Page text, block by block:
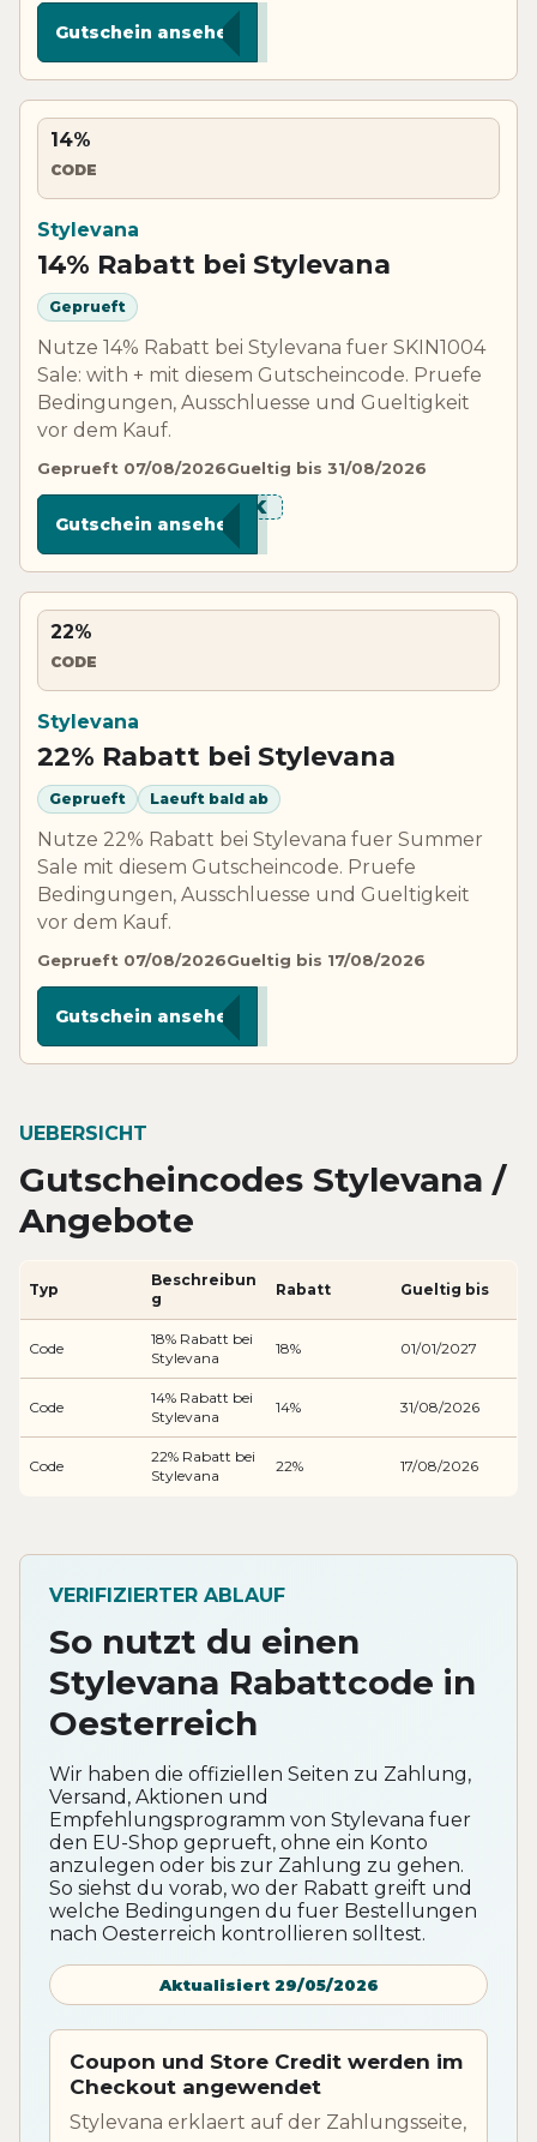
******22B
Gutschein ansehen
14%
CODE
Stylevana
14% Rabatt bei Stylevana
Geprueft
Nutze 14% Rabatt bei Stylevana fuer SKIN1004
Sale: with + mit diesem Gutscheincode. Pruefe
Bedingungen, Ausschluesse und Gueltigkeit
vor dem Kauf.
Geprueft 07/08/2026Gueltig bis 31/08/2026
*********ASK
Gutschein ansehen
22%
CODE
Stylevana
22% Rabatt bei Stylevana
Geprueft Laeuft bald ab
Nutze 22% Rabatt bei Stylevana fuer Summer
Sale mit diesem Gutscheincode. Pruefe
Bedingungen, Ausschluesse und Gueltigkeit
vor dem Kauf.
Geprueft 07/08/2026Gueltig bis 17/08/2026
******MER
Gutschein ansehen
UEBERSICHT
Gutscheincodes Stylevana /
Angebote
Typ
Beschreibun
g
Rabatt Gueltig bis
Code
18% Rabatt bei
Stylevana
18% 01/01/2027
Code
14% Rabatt bei
Stylevana
14% 31/08/2026
Code
22% Rabatt bei
Stylevana
22% 17/08/2026
VERIFIZIERTER ABLAUF
So nutzt du einen
Stylevana Rabattcode in
Oesterreich
Wir haben die offiziellen Seiten zu Zahlung,
Versand, Aktionen und
Empfehlungsprogramm von Stylevana fuer
den EU-Shop geprueft, ohne ein Konto
anzulegen oder bis zur Zahlung zu gehen.
So siehst du vorab, wo der Rabatt greift und
welche Bedingungen du fuer Bestellungen
nach Oesterreich kontrollieren solltest.
Aktualisiert 29/05/2026
Coupon und Store Credit werden im
Checkout angewendet
Stylevana erklaert auf der Zahlungsseite,